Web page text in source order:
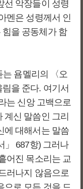
선 악장들이 성령
멘은 성령께서 인
을 공동체가 함
는 욤멜리의 〈오
을 준다. 여기서
는 신앙 고백으로
신 말씀인 그리
에 대해서는 말씀
」 687항) 그러나
어진 목소리는 교
러나지 않음으로
으로 모든 것을 드